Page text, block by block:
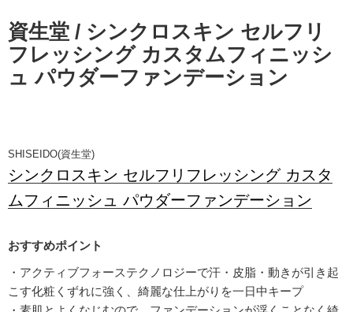
資生堂 / シンクロスキン セルフリ
フレッシング カスタムフィニッシ
ュ パウダーファンデーション
SHISEIDO(資生堂)
シンクロスキン セルフリフレッシング カスタ
ムフィニッシュ パウダーファンデーション
・アクティブフォーステクノロジーで汗・皮脂・動きが引き起
こす化粧くずれに強く、綺麗な仕上がりを一日中キープ